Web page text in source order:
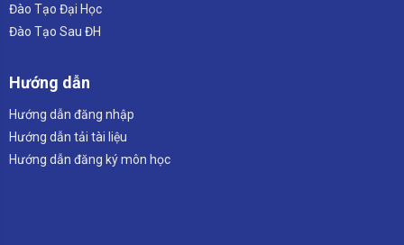
Đào Tạo Đại Học
Đào Tạo Sau ĐH
Hướng dẫn
Hướng dẫn đăng nhập
Hướng dẫn tải tài liệu
Hướng dẫn đăng ký môn học